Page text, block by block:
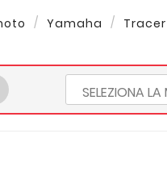
Yamaha Tracer